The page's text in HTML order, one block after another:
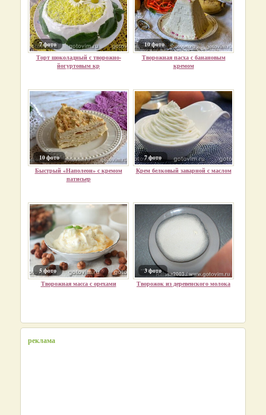
7 фото
Торт шоколадный с творожно-
йогуртовым кр
10 фото
Творожная пасха с банановым
кремом
10 фото
Быстрый «Наполеон» с кремом
патисьер
7 фото
Крем белковый заварной с маслом
5 фото
Творожная масса с орехами
3 фото
Творожок из деревенского молока
реклама